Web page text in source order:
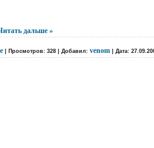
дальше »
Просмотров: 328 Добавил: venom Дата: